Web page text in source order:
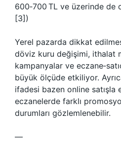
600‑700 TL ve üzerinde
[3])
Yerel pazarda dikkat
döviz kuru değişimi, ithalat
kampanyalar ve
büyük ölçüde etkiliyor.
ifadesi bazen online
eczanelerde farklı
durumları gözlemlenebilir.
—